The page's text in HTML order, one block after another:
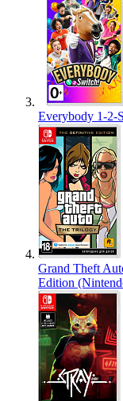
Everybody 1-2-
Grand Theft
Edition